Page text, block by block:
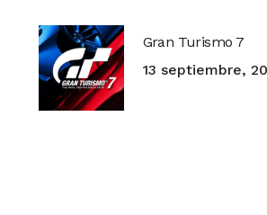
Gran Turismo 7
13 septiembre,